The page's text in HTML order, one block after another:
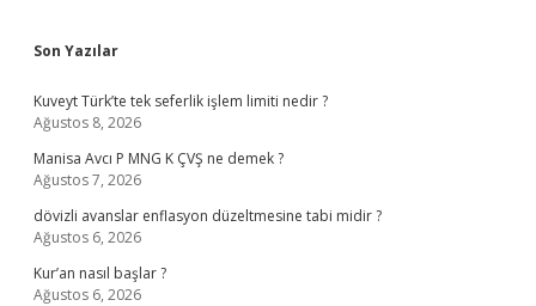
Sidebar
Son Yazılar
Kuveyt Türk’te tek seferlik işlem limiti nedir ?
Ağustos 8, 2026
Manisa Avcı P MNG K ÇVŞ ne demek ?
Ağustos 7, 2026
dövizli avanslar enflasyon düzeltmesine tabi midir ?
Ağustos 6, 2026
Kur’an nasıl başlar ?
Ağustos 6, 2026